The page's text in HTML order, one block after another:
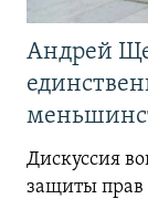
Андрей
Дискуссия
защиты